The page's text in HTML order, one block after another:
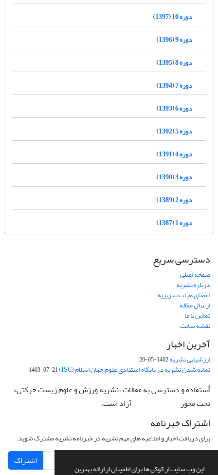
این وب سایت از کوکی ها برای اطمینان از ارائه بهترین
دوره 10 (1397)
دوره 9 (1396)
دوره 8 (1395)
دوره 7 (1394)
دوره 6 (1393)
دوره 5 (1392)
دوره 4 (1391)
دوره 3 (1390)
دوره 2 (1389)
دوره 1 (1387)
دسترسی سریع
صفحه اصلی
درباره نشریه
اعضای هیات تحریریه
ارسال مقاله
تماس با ما
نقشه سایت
آخرین اخبار
ارزشیابی نشریه1402-05-20
نمایه شدن نشریه در پایگاه استنادی علوم جهان اسلام (ISC) 1403-07-21
استفاده و دسترسی به مقالات «نشریه ورزش و علوم زیست حرکتی»
تحت مجوز
آزاد است.
اشتراک خبرنامه
برای دریافت اخبار و اطلاعیه های مهم نشریه در خبرنامه نشریه مشترک شوید.
اشتراک